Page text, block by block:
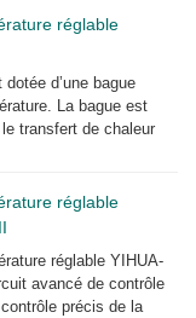
réglable
d’une bague
La bague est
transfert de chaleur
réglable
réglable YIHUA-
avancé de contrôle
précis de la